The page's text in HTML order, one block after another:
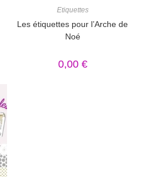
Etiquettes
Les étiquettes pour l’Arche de
Noé
0,00 €